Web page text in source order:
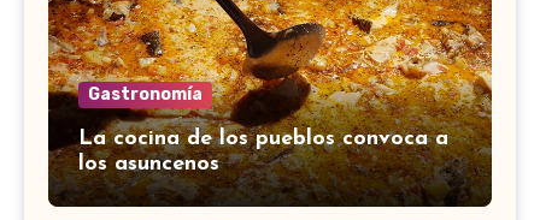
Gastronomía
La cocina de los pueblos convoca a
los asuncenos